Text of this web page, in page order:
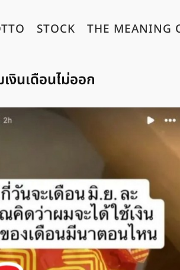
STOCK THE MEANING
งินเดือนไม่ออก